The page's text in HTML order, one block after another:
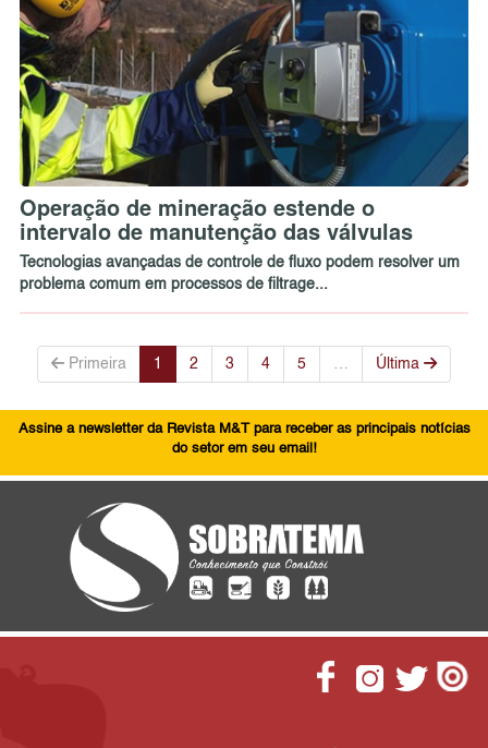
Operação de mineração estende o
intervalo de manutenção das válvulas
Tecnologias avançadas de controle de fluxo podem resolver um
problema comum em processos de filtrage...
Primeira 1 2 3 4 5 Última
Assine a newsletter da Revista M&T para receber as principais notícias
do setor em seu email!